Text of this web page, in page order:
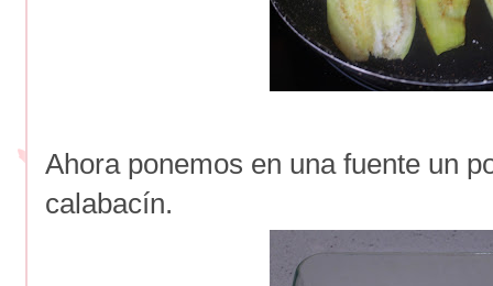
Ahora ponemos en una fuente un
calabacín.